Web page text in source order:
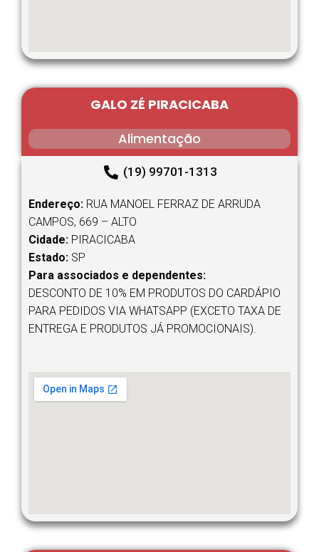
GALO ZÉ PIRACICABA
Alimentação
(19) 99701-1313
Endereço: RUA MANOEL FERRAZ DE ARRUDA
CAMPOS, 669 – ALTO
Cidade: PIRACICABA
Estado: SP
Para associados e dependentes:
DESCONTO DE 10% EM PRODUTOS DO CARDÁPIO
PARA PEDIDOS VIA WHATSAPP (EXCETO TAXA DE
ENTREGA E PRODUTOS JÁ PROMOCIONAIS).